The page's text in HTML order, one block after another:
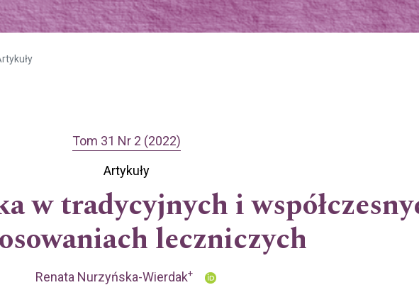
Tom 31 Nr 2 (2022)
Artykuły
w tradycyjnych i
leczniczych
Renata Nurzyńska-Wierdak+